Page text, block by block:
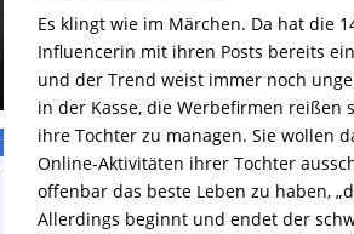
Es klingt wie im Märchen. Da hat die
Influencerin mit ihren Posts bereits
und der Trend weist immer noch
in der Kasse, die Werbefirmen reißen
ihre Tochter zu managen. Sie wollen
Online-Aktivitäten ihrer Tochter
offenbar das beste Leben zu haben,
Allerdings beginnt und endet der